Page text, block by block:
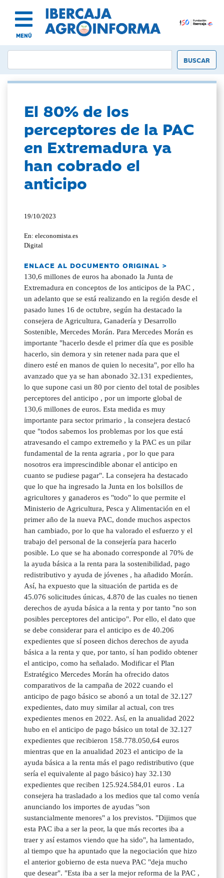
MENÚ
El 80% de los
perceptores de la PAC
en Extremadura ya
han cobrado el
anticipo
19/10/2023
En: eleconomista.es
Digital
ENLACE AL DOCUMENTO ORIGINAL >
130,6 millones de euros ha abonado la Junta de
Extremadura en conceptos de los anticipos de la PAC ,
un adelanto que se está realizando en la región desde el
pasado lunes 16 de octubre, según ha destacado la
consejera de Agricultura, Ganadería y Desarrollo
Sostenible, Mercedes Morán. Para Mercedes Morán es
importante "hacerlo desde el primer día que es posible
hacerlo, sin demora y sin retener nada para que el
dinero esté en manos de quien lo necesita", por ello ha
avanzado que ya se han abonado 32.131 expedientes,
lo que supone casi un 80 por ciento del total de posibles
perceptores del anticipo , por un importe global de
130,6 millones de euros. Esta medida es muy
importante para sector primario , la consejera destacó
que "todos sabemos los problemas por los que está
atravesando el campo extremeño y la PAC es un pilar
fundamental de la renta agraria , por lo que para
nosotros era imprescindible abonar el anticipo en
cuanto se pudiese pagar". La consejera ha destacado
que lo que ha ingresado la Junta en los bolsillos de
agricultores y ganaderos es "todo" lo que permite el
Ministerio de Agricultura, Pesca y Alimentación en el
primer año de la nueva PAC, donde muchos aspectos
han cambiado, por lo que ha valorado el esfuerzo y el
trabajo del personal de la consejería para hacerlo
posible. Lo que se ha abonado corresponde al 70% de
la ayuda básica a la renta para la sostenibilidad, pago
redistributivo y ayuda de jóvenes , ha añadido Morán.
Así, ha expuesto que la situación de partida es de
45.076 solicitudes únicas, 4.870 de las cuales no tienen
derechos de ayuda básica a la renta y por tanto "no son
posibles perceptores del anticipo". Por ello, el dato que
se debe considerar para el anticipo es de 40.206
expedientes que sí poseen dichos derechos de ayuda
básica a la renta y que, por tanto, sí han podido obtener
el anticipo, como ha señalado. Modificar el Plan
Estratégico Mercedes Morán ha ofrecido datos
comparativos de la campaña de 2022 cuando el
anticipo de pago básico se abonó a un total de 32.127
expedientes, dato muy similar al actual, con tres
expedientes menos en 2022. Así, en la anualidad 2022
hubo en el anticipo de pago básico un total de 32.127
expedientes que recibieron 158.778.050,64 euros
mientras que en la anualidad 2023 el anticipo de la
ayuda básica a la renta más el pago redistributivo (que
sería el equivalente al pago básico) hay 32.130
expedientes que reciben 125.924.584,01 euros . La
consejera ha trasladado a los medios que tal como venía
anunciando los importes de ayudas "son
sustancialmente menores" a los previstos. "Dijimos que
esta PAC iba a ser la peor, la que más recortes iba a
traer y así estamos viendo que ha sido", ha lamentado,
al tiempo que ha apuntado que la negociación que hizo
el anterior gobierno de esta nueva PAC "deja mucho
que desear". "Esta iba a ser la mejor reforma de la PAC ,